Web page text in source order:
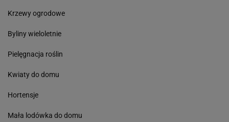
Krzewy ogrodowe
Byliny wieloletnie
Pielęgnacja roślin
Kwiaty do domu
Hortensje
Mała lodówka do domu